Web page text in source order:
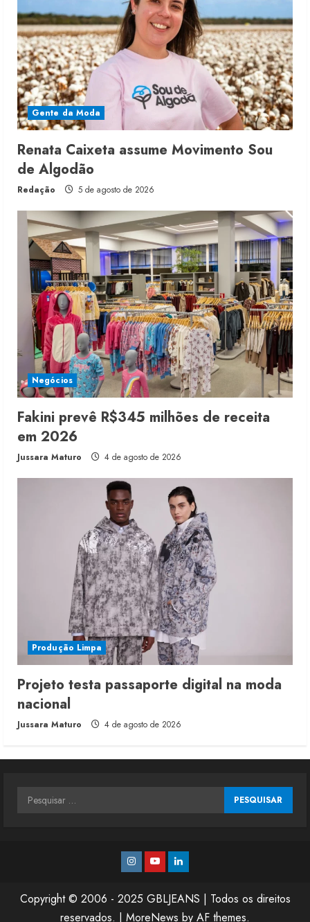
Gente da Moda
Renata Caixeta assume Movimento Sou
de Algodão
Redação 5 de agosto de 2026
Negócios
Fakini prevê R$345 milhões de receita
em 2026
Jussara Maturo 4 de agosto de 2026
Produção Limpa
Projeto testa passaporte digital na moda
nacional
Jussara Maturo 4 de agosto de 2026
Pesquisar
Instagram
YoutubeLinkedin
Copyright © 2006 - 2025 GBLJEANS | Todos os direitos
reservados. | MoreNews by AF themes.